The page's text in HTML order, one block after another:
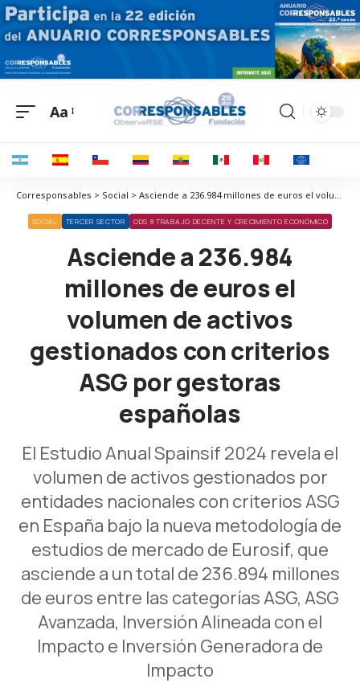
Aa
Corresponsables > Social > Asciende a 236.984 millones de euros el volumen de activos gestionados con criterios ASG por gestoras españolas
SOCIAL TERCER SECTOR ODS 8 TRABAJO DECENTE Y CRECIMIENTO ECONÓMICO
Asciende a 236.984
millones de euros el
volumen de activos
gestionados con criterios
ASG por gestoras
españolas
El Estudio Anual Spainsif 2024 revela el
volumen de activos gestionados por
entidades nacionales con criterios ASG
en España bajo la nueva metodología de
estudios de mercado de Eurosif, que
asciende a un total de 236.894 millones
de euros entre las categorías ASG, ASG
Avanzada, Inversión Alineada con el
Impacto e Inversión Generadora de
Impacto